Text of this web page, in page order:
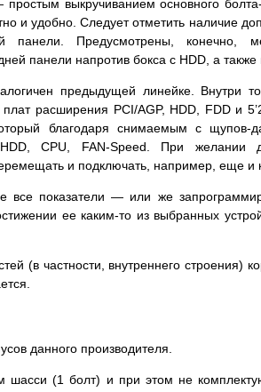
простым выкручиванием основного
и удобно. Следует отметить наличие
Предусмотрены, конечно,
панели напротив бокса с HDD, а также
предыдущей линейке. Внутри
расширения PCI/AGP, HDD, FDD и
благодаря снимаемым с щупов-
CPU, FAN-Speed. При желании
и подключать, например, еще и к
все показатели — или же
ее каким-то из выбранных
(в частности, внутреннего строения)
данного производителя.
шасси (1 болт) и при этом не